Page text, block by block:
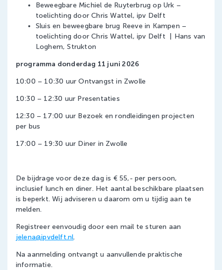
Beweegbare Michiel de Ruyterbrug op Urk –
toelichting door Chris Wattel, ipv Delft
Sluis en beweegbare brug Reeve in Kampen –
toelichting door Chris Wattel, ipv Delft | Hans van
Loghem, Strukton
programma donderdag 11 juni 2026
10:00 – 10:30 uur Ontvangst in Zwolle
10:30 – 12:30 uur Presentaties
12:30 – 17:00 uur Bezoek en rondleidingen projecten
per bus
17:00 – 19:30 uur Diner in Zwolle
De bijdrage voor deze dag is € 55,- per persoon,
inclusief lunch en diner. Het aantal beschikbare plaatsen
is beperkt. Wij adviseren u daarom om u tijdig aan te
melden.
Registreer eenvoudig door een mail te sturen aan
jelena@ipvdelft.nl.
Na aanmelding ontvangt u aanvullende praktische
informatie.